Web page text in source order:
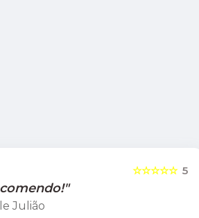
5
☆☆☆☆☆
Julião